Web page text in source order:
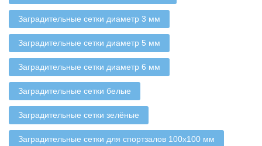
Заградительные сетки диаметр 3 мм
Заградительные сетки диаметр 5 мм
Заградительные сетки диаметр 6 мм
Заградительные сетки белые
Заградительные сетки зелёные
Заградительные сетки для спортзалов 100х100 мм